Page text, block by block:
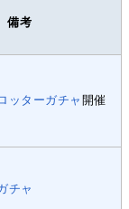
備考
ッターガチャ 開催
チャ